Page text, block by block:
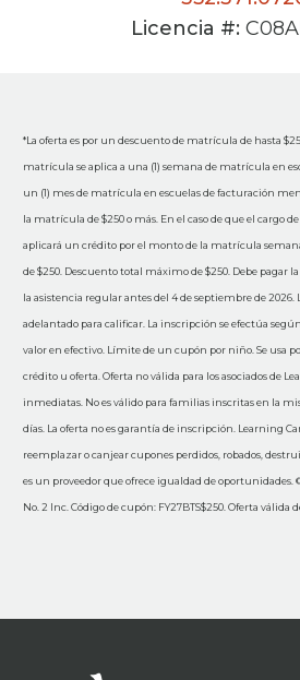
Licencia #:
*La oferta es por un descuento de matrícula de hasta
matrícula se aplica a una (1) semana de matrícula en
un (1) mes de matrícula en escuelas de facturación
la matrícula de $250 o más. En el caso de que el cargo
aplicará un crédito por el monto de la matrícula
de $250. Descuento total máximo de $250. Debe pagar
la asistencia regular antes del 4 de septiembre de
adelantado para calificar. La inscripción se efectúa
valor en efectivo. Límite de un cupón por niño. Se usa
crédito u oferta. Oferta no válida para los asociados de
inmediatas. No es válido para familias inscritas en la
días. La oferta no es garantía de inscripción. Learning
reemplazar o canjear cupones perdidos, robados,
es un proveedor que ofrece igualdad de oportunidades.
No. 2 Inc. Código de cupón: FY27BTS$250. Oferta válida